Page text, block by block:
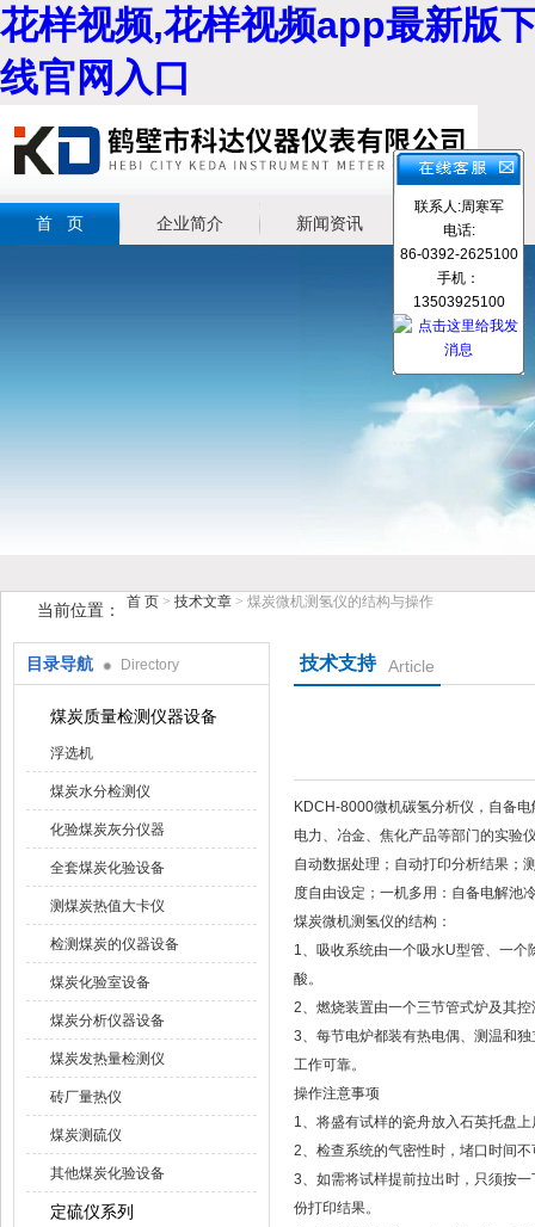
花样视频,花样视频app最新版
线官网入口
首 页 企业简介 新闻资讯 产品展示
当前位置： 首 页 > 技术文章 > 煤炭微机测氢仪的结构与操作
目录导航 Directory
煤炭质量检测仪器设备
浮选机
煤炭水分检测仪
化验煤炭灰分仪器
全套煤炭化验设备
测煤炭热值大卡仪
检测煤炭的仪器设备
煤炭化验室设备
煤炭分析仪器设备
煤炭发热量检测仪
砖厂量热仪
煤炭测硫仪
其他煤炭化验设备
定硫仪系列
技术支持 Article
KDCH-8000微机碳氢分析仪，自备电解
电力、冶金、焦化产品等部门的实验
自动数据处理；自动打印分析结果；
度自由设定；一机多用：自备电解池冷
煤炭微机测氢仪的结构：
1、吸收系统由一个吸水U型管、
酸。
2、燃烧装置由一个三节管式炉及其控
3、每节电炉都装有热电偶、测温
工作可靠。
操作注意事项
1、将盛有试样的瓷舟放入石英托盘上后
2、检查系统的气密性时，堵口时间不可
3、如需将试样提前拉出时，只须按
份打印结果。
联系人:周寒军
电话:
86-0392-2625100
手机：
13503925100